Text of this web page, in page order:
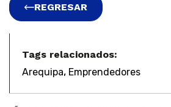
REGRESAR
Tags relacionados:
Arequipa, Emprendedores